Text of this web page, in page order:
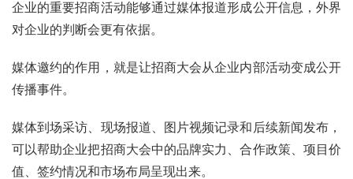
企业的重要招商活动能够通过媒体报道形成公开信息，外界
对企业的判断会更有依据。
媒体邀约的作用，就是让招商大会从企业内部活动变成公开
传播事件。
媒体到场采访、现场报道、图片视频记录和后续新闻发布，
可以帮助企业把招商大会中的品牌实力、合作政策、项目价
值、签约情况和市场布局呈现出来。